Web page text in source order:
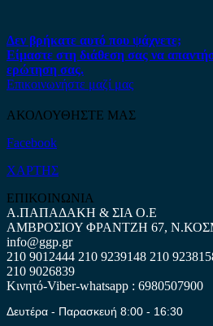
Δεν βρήκατε αυτό που ψάχνετε;
Είμαστε στη διάθεση σας να
ερώτηση σας.
Επικοινωνήστε μαζί μας
ΑΚΟΛΟΥΘΗΣΤΕ ΜΑΣ
Facebook
ΧΑΡΤΗΣ
ΕΠΙΚΟΙΝΩΝΙΑ
Α.ΠΑΠΑΔΑΚΗ & ΣΙΑ Ο.Ε
ΑΜΒΡΟΣΙΟΥ ΦΡΑΝΤΖΗ 67,
info@ggp.gr
210 9012444 210 9239148 210
210 9026839
Κινητό-Viber-whatsapp : 6980507900
Δευτέρα - Παρασκευή 8:00 - 16:30